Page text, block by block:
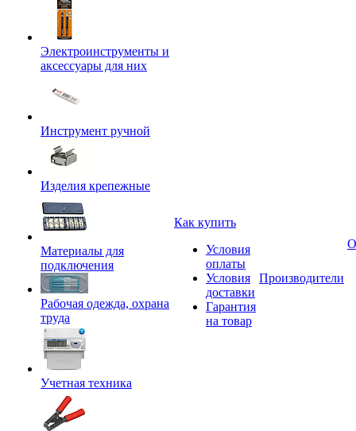
Электроинструменты и
аксессуары для них
Инструмент ручной
Изделия крепежные
Материалы для
подключения
Рабочая одежда, охрана
труда
Учетная техника
Как купить
Условия
оплаты
Условия
доставки
Гарантия
на товар
Производители